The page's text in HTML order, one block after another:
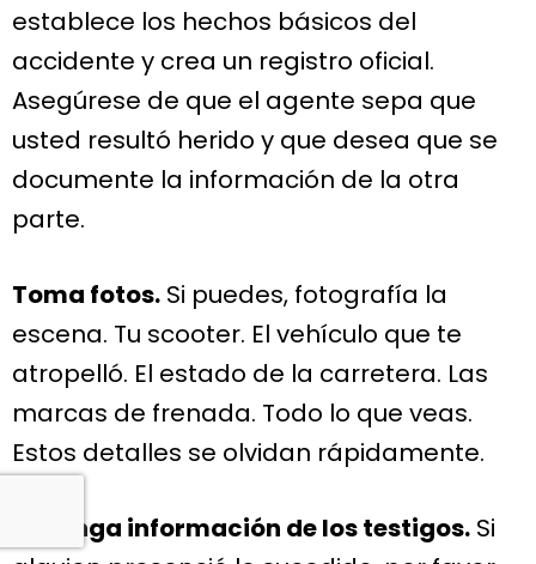
establece los hechos básicos del
accidente y crea un registro oficial.
Asegúrese de que el agente sepa que
usted resultó herido y que desea que se
documente la información de la otra
parte.
Toma fotos. Si puedes, fotografía la
escena. Tu scooter. El vehículo que te
atropelló. El estado de la carretera. Las
marcas de frenada. Todo lo que veas.
Estos detalles se olvidan rápidamente.
Obtenga información de los testigos. Si